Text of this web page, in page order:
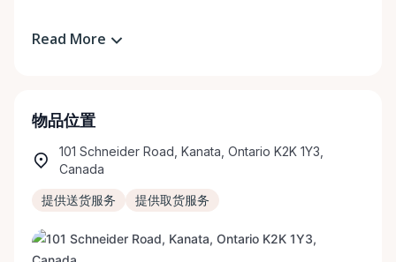
Read More
物品位置
101 Schneider Road, Kanata, Ontario K2K 1Y3,
Canada
提供送货服务 提供取货服务